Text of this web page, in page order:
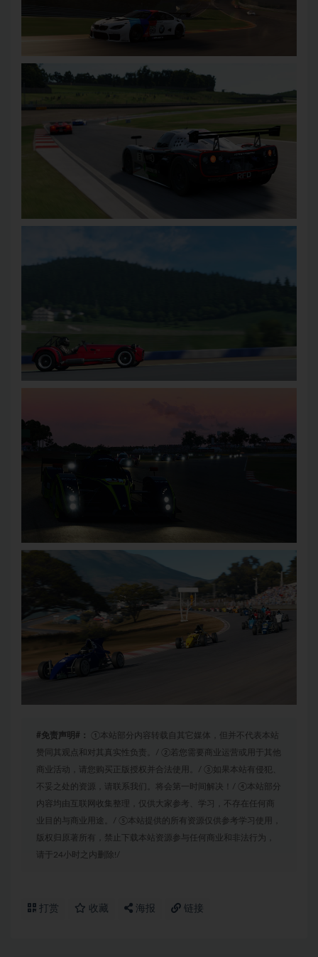
#免责声明#：
①本站部分内容转载自其它媒体，但并不代表本站
赞同其观点和对其真实性负责。/ ②若您需要商业运营或用于其他
商业活动，请您购买正版授权并合法使用。/ ③如果本站有侵犯、
不妥之处的资源，请联系我们。将会第一时间解决！/ ④本站部分
内容均由互联网收集整理，仅供大家参考、学习，不存在任何商
业目的与商业用途。/ ⑤本站提供的所有资源仅供参考学习使用，
版权归原著所有，禁止下载本站资源参与任何商业和非法行为，
请于24小时之内删除!/
打赏 收藏 海报 链接